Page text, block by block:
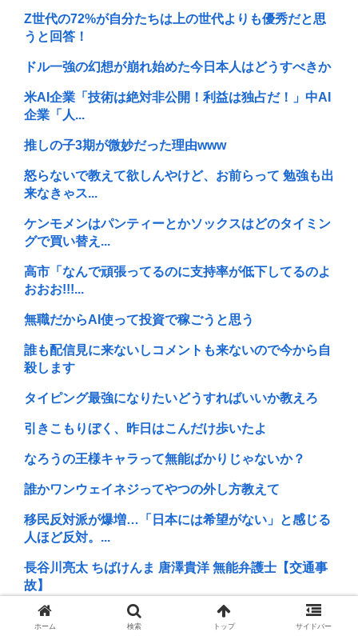
Z世代の72%が自分たちは上の世代よりも優秀だと思
うと回答！
ドル一強の幻想が崩れ始めた今日本人はどうすべきか
米AI企業「技術は絶対非公開！利益は独占だ！」中AI
企業「人...
推しの子3期が微妙だった理由www
怒らないで教えて欲しんやけど、お前らって 勉強も出
来なきゃス...
ケンモメンはパンティーとかソックスはどのタイミン
グで買い替え...
高市「なんで頑張ってるのに支持率が低下してるのよ
おおお!!!...
無職だからAI使って投資で稼ごうと思う
誰も配信見に来ないしコメントも来ないので今から自
殺します
タイピング最強になりたいどうすればいいか教えろ
引きこもりぼく、昨日はこんだけ歩いたよ
なろうの王様キャラって無能ばかりじゃないか？
誰かワンウェイネジってやつの外し方教えて
移民反対派が爆増…「日本には希望がない」と感じる
人ほど反対。...
長谷川亮太 ちばけんま 唐澤貴洋 無能弁護士【交通事
故】
嫌儲公認声優、ご報告www
ホーム 検索 トップ サイドバー